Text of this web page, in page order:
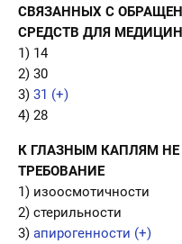
СВЯЗАННЫХ С
СРЕДСТВ ДЛЯ
1) 14
2) 30
3) 31 (+)
4) 28
К ГЛАЗНЫМ КАПЛЯМ НЕ
ТРЕБОВАНИЕ
1) изоосмотичности
2) стерильности
3) апирогенности (+)